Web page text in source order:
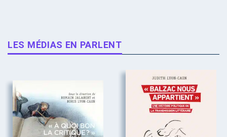
LES MÉDIAS EN PARLENT